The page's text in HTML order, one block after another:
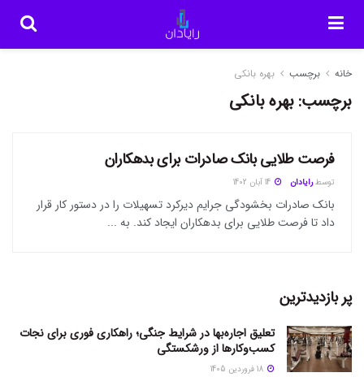
خانه برچسب بهره بانکی
برچسب:بهره بانکی
فرصت طلایی بانک صادرات برای بدهکاران
توسط رایادان
بانک صادرات بخشودگی جرایم دیرکرد تسهیلات را در دستور کار قرار
داد تا فرصت طلایی برای بدهکاران ایجاد کند. به ...
پر بازدیدترین
تعلیق اجاره‌بها در شرایط جنگی؛ راهکاری فوری برای نجات
کسب‌وکارها از ورشکستگی